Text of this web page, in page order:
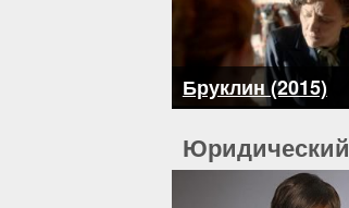
Бруклин (2015)
Юридический